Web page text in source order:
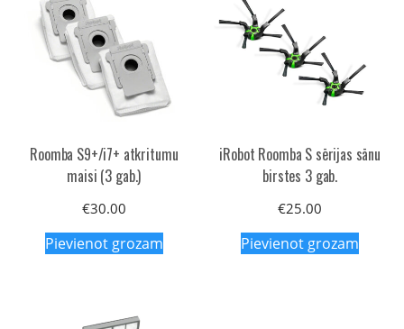
Roomba S9+/i7+ atkritumu
maisi (3 gab.)
€30.00
Pievienot grozam
iRobot Roomba S sērijas sānu
birstes 3 gab.
€25.00
Pievienot grozam